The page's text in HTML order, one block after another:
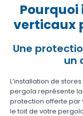
verticaux
Une
un
L’installation de
pergola représente
protection offerte par
le toit de votre